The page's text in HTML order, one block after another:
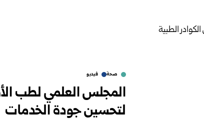
صحة فيديو
المجلس العلمي لطب
لتحسين جودة الخدمات